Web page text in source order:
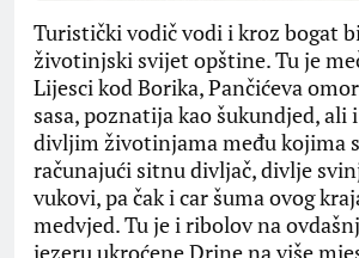
Turistički vodič vodi i kroz bogat
životinjski svijet opštine. Tu je
Lijesci kod Borika, Pančićeva
sasa, poznatija kao šukundjed, ali
divljim životinjama među kojima
računajući sitnu divljač, divlje
vukovi, pa čak i car šuma ovog
medvjed. Tu je i ribolov na
jezeru ukroćene Drine na više